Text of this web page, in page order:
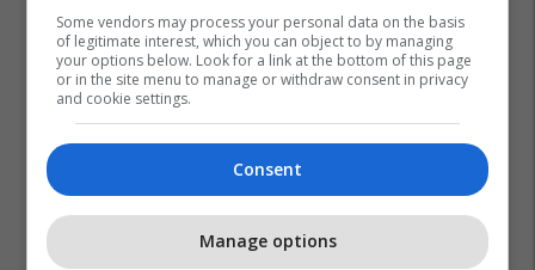
Some vendors may process your personal data on the basis
of legitimate interest, which you can object to by managing
your options below. Look for a link at the bottom of this page
or in the site menu to manage or withdraw consent in privacy
and cookie settings.
Consent
Manage options